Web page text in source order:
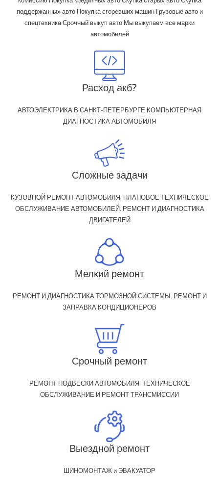
поддержанных авто Покупка сгоревших машин Грузовые авто и
спецтехника Срочный выкуп авто Мы выкупаем все марки
автомобилей
Расход акб?
АВТОЭЛЕКТРИКА В САНКТ-ПЕТЕРБУРГЕ КОМПЬЮТЕРНАЯ
ДИАГНОСТИКА АВТОМОБИЛЯ
Сложные задачи
КУЗОВНОЙ РЕМОНТ АВТОМОБИЛЯ. ПЛАНОВОЕ ТЕХНИЧЕСКОЕ
ОБСЛУЖИВАНИЕ АВТОМОБИЛЕЙ. РЕМОНТ И ДИАГНОСТИКА
ДВИГАТЕЛЕЙ
Мелкий ремонт
РЕМОНТ И ДИАГНОСТИКА ТОРМОЗНОЙ СИСТЕМЫ. РЕМОНТ И
ЗАПРАВКА КОНДИЦИОНЕРОВ
Срочный ремонт
РЕМОНТ ПОДВЕСКИ АВТОМОБИЛЯ. ТЕХНИЧЕСКОЕ
ОБСЛУЖИВАНИЕ И РЕМОНТ ТРАНСМИССИИ
Выездной ремонт
ШИНОМОНТАЖ и ЭВАКУАТОР